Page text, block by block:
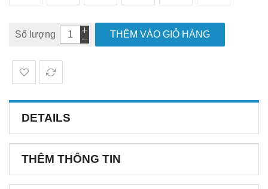
Số lượng THÊM VÀO GIỎ HÀNG
DETAILS
THÊM THÔNG TIN